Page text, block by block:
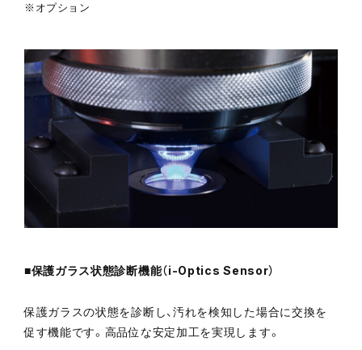
※オプション
■保護ガラス状態診断機能（i-Optics Sensor）
保護ガラスの状態を診断し、汚れを検知した場合に交換を
促す機能です。高品位な安定加工を実現します。